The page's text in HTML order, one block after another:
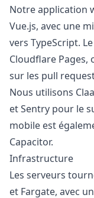
Notre application
Vue.js, avec une
vers TypeScript.
Cloudflare Pages,
sur les pull
Nous utilisons
et Sentry pour le
mobile est
Capacitor.
Infrastructure
Les serveurs
et Fargate, avec